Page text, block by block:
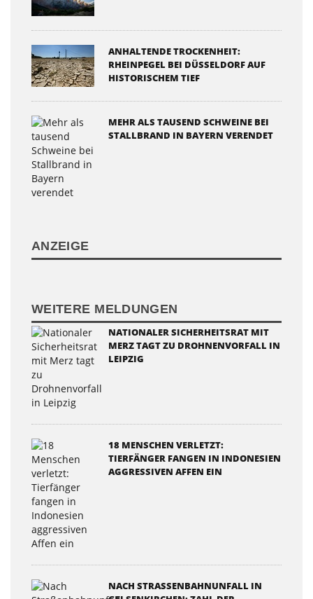
ANHALTENDE TROCKENHEIT:
RHEINPEGEL BEI DÜSSELDORF AUF
HISTORISCHEM TIEF
MEHR ALS TAUSEND SCHWEINE BEI
STALLBRAND IN BAYERN VERENDET
ANZEIGE
WEITERE MELDUNGEN
NATIONALER SICHERHEITSRAT MIT
MERZ TAGT ZU DROHNENVORFALL IN
LEIPZIG
18 MENSCHEN VERLETZT:
TIERFÄNGER FANGEN IN INDONESIEN
AGGRESSIVEN AFFEN EIN
NACH STRASSENBAHNUNFALL IN G